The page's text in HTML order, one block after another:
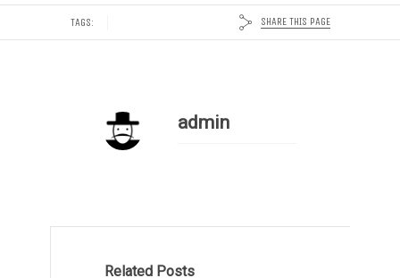
TAGS: SHARE THIS PAGE
admin
Related Posts